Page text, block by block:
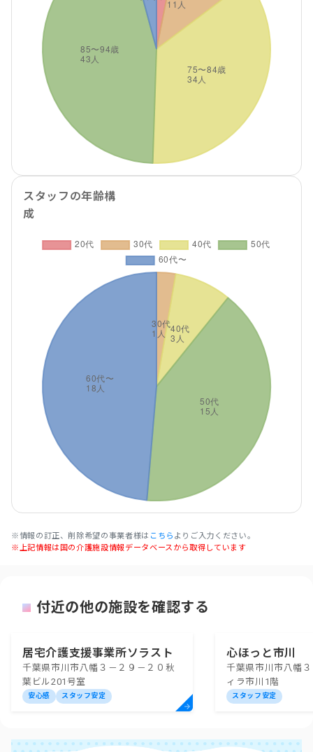
スタッフの年齢構
成
※情報の訂正、削除希望の事業者様は こちら よりご入力ください。
※上記情報は国の介護施設情報データベースから取得しています
付近の他の施設を確認する
居宅介護支援事業所ソラスト
本八幡
千葉県市川市八幡３－２９－２０秋
葉ビル201号室
安心感 スタッフ安定
心ほっと市川
千葉県市川市八幡
ィラ市川1階
スタッフ安定